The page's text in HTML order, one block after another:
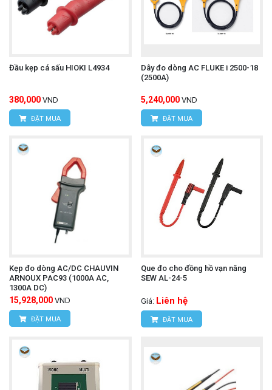
Đầu kẹp cá sấu HIOKI L4934
380,000 VND
ĐẶT MUA
Dây đo dòng AC FLUKE i 2500-18
(2500A)
5,240,000 VND
ĐẶT MUA
Kẹp đo dòng AC/DC CHAUVIN
ARNOUX PAC93 (1000A AC,
1300A DC)
15,928,000 VND
ĐẶT MUA
Que đo cho đồng hồ vạn năng
SEW AL-24-5
Giá: Liên hệ
ĐẶT MUA